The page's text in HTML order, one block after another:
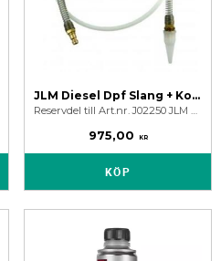
JLM Diesel Dpf Slang + Koniskt Munstycke
Reservdel till Art.nr. J02250 JLM Diesel DPF Cleaning Toolkit.
975,00 KR
KÖP